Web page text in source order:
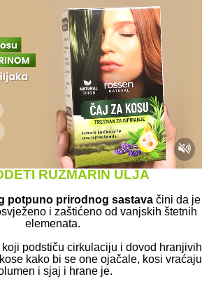
RUZMARIN ULJA
potpuno prirodnog sastavačini da je
i zaštićeno od vanjskih štetnih
elemenata.
podstiču cirkulaciju i dovod hranjivih
kako bi se one ojačale, kosi vraćaju
i sjaj i hrane je.